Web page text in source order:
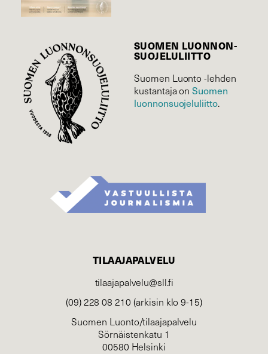
SUOMEN LUONNON­
SUOJELU­LIITTO
Suomen Luonto -lehden
kustantaja onSuomen
luonnonsuojelu­liitto.
TILAAJAPALVELU
tilaajapalvelu@sll.fi
(09) 228 08 210 (arkisin klo 9-15)
Suomen Luonto/tilaajapalvelu
Sörnäistenkatu 1
00580 Helsinki